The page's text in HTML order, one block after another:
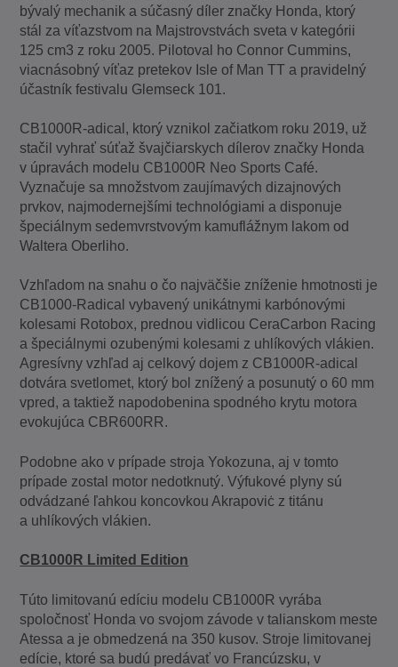
bývalý mechanik a súčasný díler značky Honda, ktorý
stál za víťazstvom na Majstrovstvách sveta v kategórii
125 cm3 z roku 2005. Pilotoval ho Connor Cummins,
viacnásobný víťaz pretekov Isle of Man TT a pravidelný
účastník festivalu Glemseck 101.
CB1000R-adical, ktorý vznikol začiatkom roku 2019, už
stačil vyhrať súťaž švajčiarskych dílerov značky Honda
v úpravách modelu CB1000R Neo Sports Café.
Vyznačuje sa množstvom zaujímavých dizajnových
prvkov, najmodernejšími technológiami a disponuje
špeciálnym sedemvrstvovým kamuflážnym lakom od
Waltera Oberliho.
Vzhľadom na snahu o čo najväčšie zníženie hmotnosti je
CB1000-Radical vybavený unikátnymi karbónovými
kolesami Rotobox, prednou vidlicou CeraCarbon Racing
a špeciálnymi ozubenými kolesami z uhlíkových vlákien.
Agresívny vzhľad aj celkový dojem z CB1000R-adical
dotvára svetlomet, ktorý bol znížený a posunutý o 60 mm
vpred, a taktiež napodobenina spodného krytu motora
evokujúca CBR600RR.
Podobne ako v prípade stroja Yokozuna, aj v tomto
prípade zostal motor nedotknutý. Výfukové plyny sú
odvádzané ľahkou koncovkou Akrapoviċ z titánu
a uhlíkových vlákien.
CB1000R Limited Edition
Túto limitovanú edíciu modelu CB1000R vyrába
spoločnosť Honda vo svojom závode v talianskom meste
Atessa a je obmedzená na 350 kusov. Stroje limitovanej
edície, ktoré sa budú predávať vo Francúzsku, v